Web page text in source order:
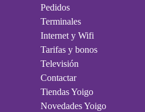
Pedidos
Terminales
Internet y Wifi
Tarifas y bonos
Televisión
Contactar
Tiendas Yoigo
Novedades Yoigo